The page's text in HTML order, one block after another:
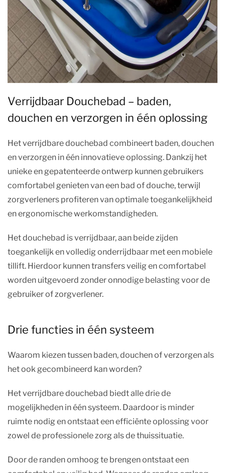
Verrijdbaar Douchebad – baden,
douchen en verzorgen in één oplossing
Het verrijdbare douchebad combineert baden, douchen
en verzorgen in één innovatieve oplossing. Dankzij het
unieke en gepatenteerde ontwerp kunnen gebruikers
comfortabel genieten van een bad of douche, terwijl
zorgverleners profiteren van optimale toegankelijkheid
en ergonomische werkomstandigheden.
Het douchebad is verrijdbaar, aan beide zijden
toegankelijk en volledig onderrijdbaar met een mobiele
tillift. Hierdoor kunnen transfers veilig en comfortabel
worden uitgevoerd zonder onnodige belasting voor de
gebruiker of zorgverlener.
Drie functies in één systeem
Waarom kiezen tussen baden, douchen of verzorgen als
het ook gecombineerd kan worden?
Het verrijdbare douchebad biedt alle drie de
mogelijkheden in één systeem. Daardoor is minder
ruimte nodig en ontstaat een efficiënte oplossing voor
zowel de professionele zorg als de thuissituatie.
Door de randen omhoog te brengen ontstaat een